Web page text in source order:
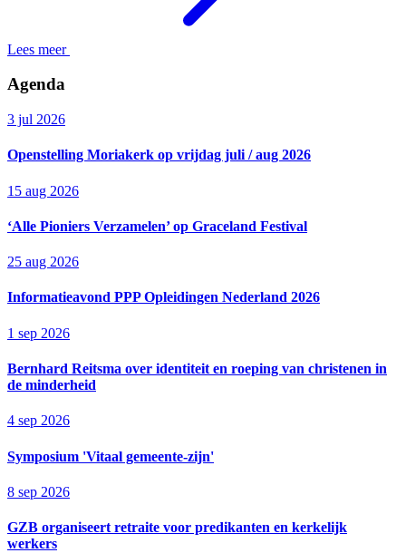
Lees meer
Agenda
3 jul 2026
Openstelling Moriakerk op vrijdag juli / aug 2026
15 aug 2026
‘Alle Pioniers Verzamelen’ op Graceland Festival
25 aug 2026
Informatieavond PPP Opleidingen Nederland 2026
1 sep 2026
Bernhard Reitsma over identiteit en roeping van christenen in
de minderheid
4 sep 2026
Symposium 'Vitaal gemeente-zijn'
8 sep 2026
GZB organiseert retraite voor predikanten en kerkelijk
werkers